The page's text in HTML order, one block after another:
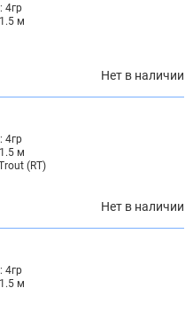
4гр
м
Нет в наличии
4гр
м
(RT)
Нет в наличии
4гр
м